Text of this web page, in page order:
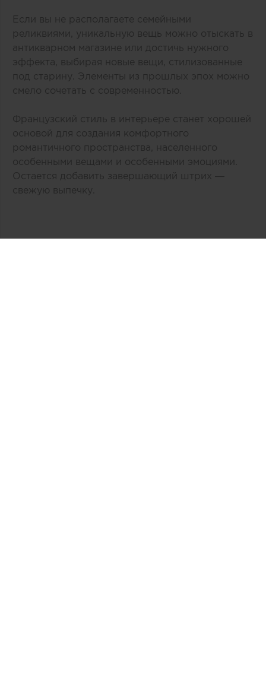
Если вы не располагаете семейными
реликвиями, уникальную вещь можно отыскать в
антикварном магазине или достичь нужного
эффекта, выбирая новые вещи, стилизованные
под старину. Элементы из прошлых эпох можно
смело сочетать с современностью.
Французский стиль в интерьере станет хорошей
основой для создания комфортного
романтичного пространства, населенного
особенными вещами и особенными эмоциями.
Остается добавить завершающий штрих —
свежую выпечку.